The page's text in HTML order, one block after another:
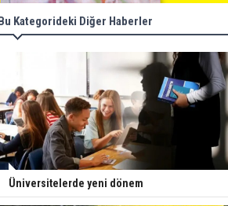
Kategorideki Diğer Haberler
Üniversitelerde yeni dönem